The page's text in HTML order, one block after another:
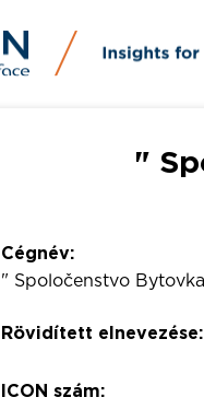
"
Cégnév:
" Spoločenstvo
Rövidített elnevezése:
ICON szám: